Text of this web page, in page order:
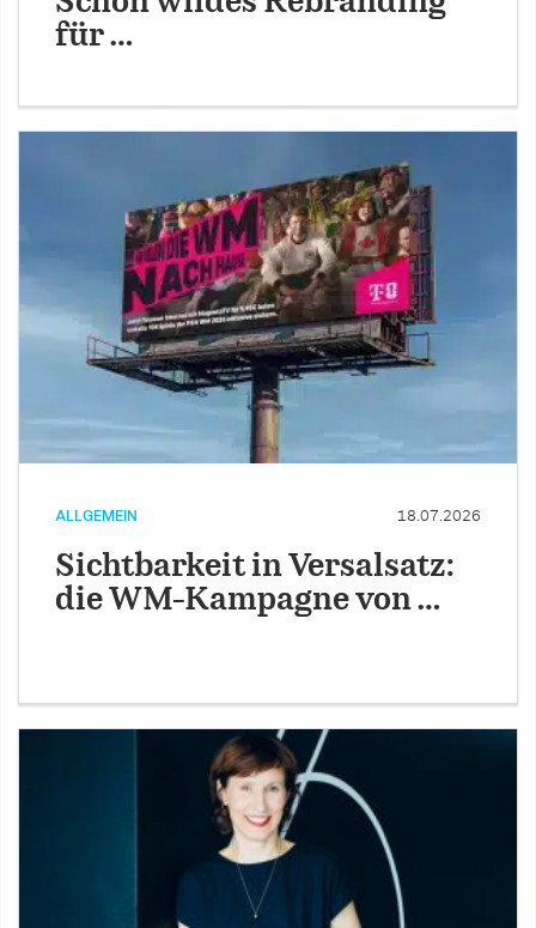
für …
ALLGEMEIN 18.07.2026
Sichtbarkeit in Versalsatz:
die WM-Kampagne von …